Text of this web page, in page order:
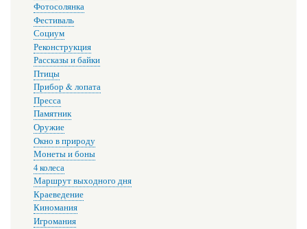
Фотосолянка
Фестиваль
Социум
Реконструкция
Рассказы и байки
Птицы
Прибор & лопата
Пресса
Памятник
Оружие
Окно в природу
Монеты и боны
4 колеса
Маршрут выходного дня
Краеведение
Киномания
Игромания